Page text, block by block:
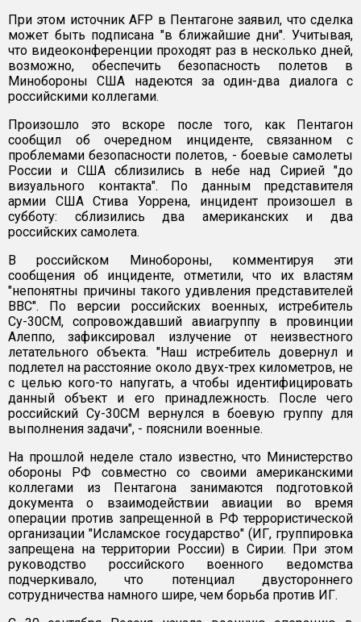
При этом источник AFP в Пентагоне заявил, что сделка
может быть подписана "в ближайшие дни". Учитывая,
что видеоконференции проходят раз в несколько дней,
возможно, обеспечить безопасность полетов в
Минобороны США надеются за один-два диалога с
российскими коллегами.
Произошло это вскоре после того, как Пентагон
сообщил об очередном инциденте, связанном с
проблемами безопасности полетов, - боевые самолеты
России и США сблизились в небе над Сирией "до
визуального контакта". По данным представителя
армии США Стива Уоррена, инцидент произошел в
субботу: сблизились два американских и два
российских самолета.
В российском Минобороны, комментируя эти
сообщения об инциденте, отметили, что их властям
"непонятны причины такого удивления представителей
ВВС". По версии российских военных, истребитель
Су-30СМ, сопровождавший авиагруппу в провинции
Алеппо, зафиксировал излучение от неизвестного
летательного объекта. "Наш истребитель довернул и
подлетел на расстояние около двух-трех километров, не
с целью кого-то напугать, а чтобы идентифицировать
данный объект и его принадлежность. После чего
российский Су-30СМ вернулся в боевую группу для
выполнения задачи", - пояснили военные.
На прошлой неделе стало известно, что Министерство
обороны РФ совместно со своими американскими
коллегами из Пентагона занимаются подготовкой
документа о взаимодействии авиации во время
операции против запрещенной в РФ террористической
организации "Исламское государство" (ИГ, группировка
запрещена на территории России) в Сирии. При этом
руководство российского военного ведомства
подчеркивало, что потенциал двустороннего
сотрудничества намного шире, чем борьба против ИГ.